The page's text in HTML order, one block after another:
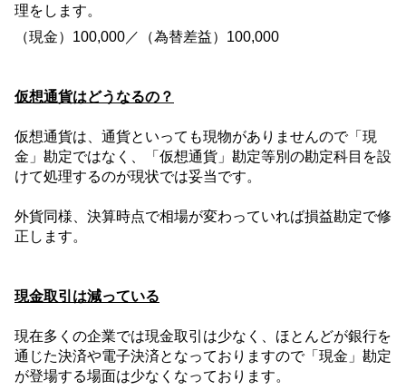
理をします。
（現金） 100,000／（為替差益） 100,000
仮想通貨はどうなるの？
仮想通貨は、通貨といっても現物がありませんので「現
金」勘定ではなく、「仮想通貨」勘定等別の勘定科目を設
けて処理するのが現状では妥当です。
外貨同様、決算時点で相場が変わっていれば損益勘定で修
正します。
現金取引は減っている
現在多くの企業では現金取引は少なく、ほとんどが銀行を
通じた決済や電子決済となっておりますので「現金」勘定
が登場する場面は少なくなっております。